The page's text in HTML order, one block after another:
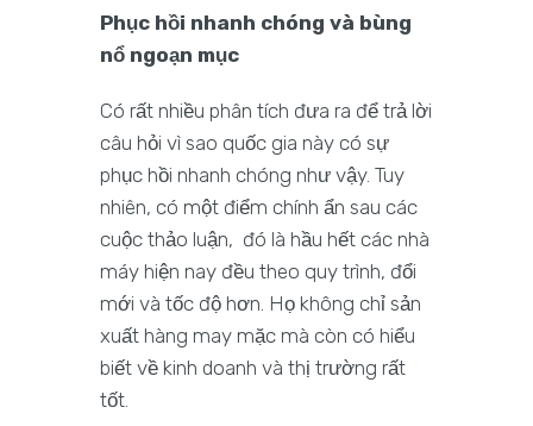
Phục hồi nhanh chóng và bùng
nổ ngoạn mục
Có rất nhiều phân tích đưa ra để trả lời
câu hỏi vì sao quốc gia này có sự
phục hồi nhanh chóng như vậy. Tuy
nhiên, có một điểm chính ẩn sau các
cuộc thảo luận, đó là hầu hết các nhà
máy hiện nay đều theo quy trình, đổi
mới và tốc độ hơn. Họ không chỉ sản
xuất hàng may mặc mà còn có hiểu
biết về kinh doanh và thị trường rất
tốt.